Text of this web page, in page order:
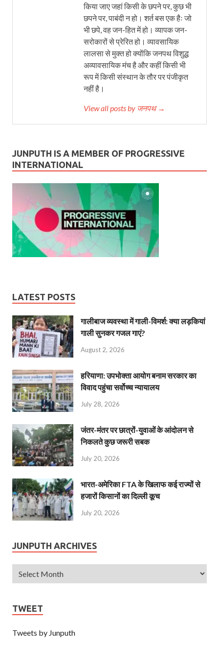
किया जाए जहां किसी के छपने पर, कुछ भी
छपने पर, पाबंदी न हो। शर्त बस एक हैः जो
भी छपे, वह जन-हित में हो। व्यापक जन-
सरोकारों से प्रेरित हो। व्यावसायिक
लालसा से मुक्त हो क्योंकि जनपथ विशुद्ध
अव्यावसायिक मंच है और कहीं किसी भी
रूप में किसी संस्थान के तौर पर पंजीकृत
नहीं है।
View all posts by जनपथ →
JUNPUTH IS A MEMBER OF PROGRESSIVE
INTERNATIONAL
LATEST POSTS
गालीबाज व्‍यवस्‍था में गाली-विमर्श: क्या लड़कियां
गाली सुनकर गजल गाएं?
August 2, 2026
हरियाणा: उपभोक्ता आयोग बनाम सरकार का
विवाद पहुंचा सर्वोच्च न्यायालय
July 28, 2026
जंतर-मंतर पर छात्रों-युवाओं के आंदोलन से
निकलते कुछ जरूरी सबक
July 20, 2026
भारत-अमेरिका FTA के खिलाफ कई राज्यों से
हजारों किसानों का दिल्ली कूच
July 20, 2026
JUNPUTH ARCHIVES
TWEET
Tweets by Junputh